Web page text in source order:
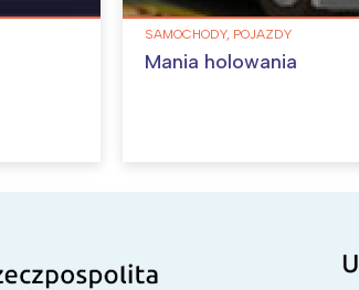
SAMOCHODY, POJAZDY
Mania holowania